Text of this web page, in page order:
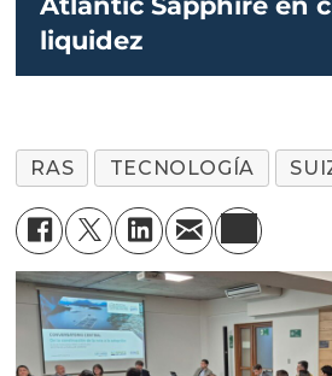
liquidez
RAS TECNOLOGÍA